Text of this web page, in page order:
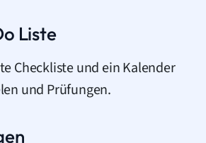
Liste
Checkliste und ein Kalender
und Prüfungen.